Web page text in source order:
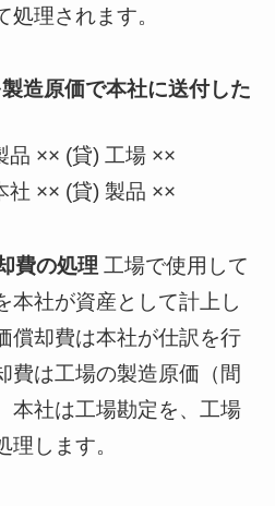
理されます。
造原価で本社に送付した
品 ×× (貸) 工場 ××
社 ×× (貸) 製品 ××
費の処理 工場で使用して
本社が資産として計上し
償却費は本社が仕訳を行
費は工場の製造原価（間
本社は工場勘定を、工場
します。